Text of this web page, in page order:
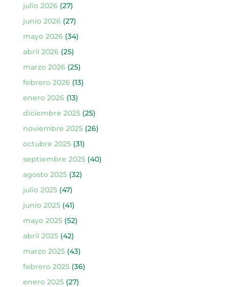
julio 2026(27)
junio 2026(27)
mayo 2026(34)
abril 2026(25)
marzo 2026(25)
febrero 2026(13)
enero 2026(13)
diciembre 2025(25)
noviembre 2025(26)
octubre 2025(31)
septiembre 2025(40)
agosto 2025(32)
julio 2025(47)
junio 2025(41)
mayo 2025(52)
abril 2025(42)
marzo 2025(43)
febrero 2025(36)
enero 2025(27)